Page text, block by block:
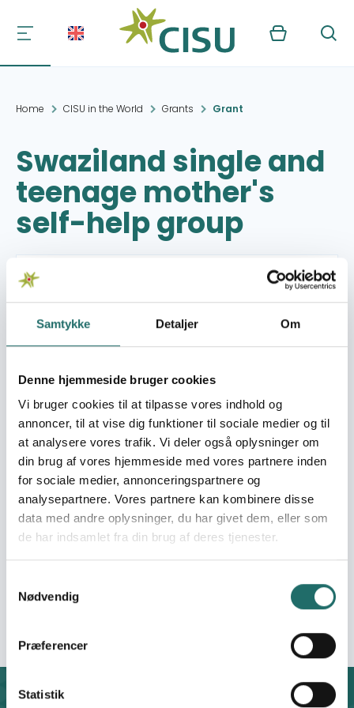
Samtykke Detaljer Om
Denne hjemmeside bruger cookies
Vi bruger cookies til at tilpasse vores indhold og
annoncer, til at vise dig funktioner til sociale medier og til
at analysere vores trafik. Vi deler også oplysninger om
din brug af vores hjemmeside med vores partnere inden
for sociale medier, annonceringspartnere og
analysepartnere. Vores partnere kan kombinere disse
data med andre oplysninger, du har givet dem, eller som
de har indsamlet fra din brug af deres tjenester.
Nødvendig
Præferencer
Statistik
Kurv Søg
Home CISU in the World Grants Grant
Swaziland single and
teenage mother's
self-help group
Project period: 21.11.2011 - 28.11.2011
Granted amount: 50,823,- DKK
Partners:
Swaziland Single
Mothers Organization
(SWASMO)
Civilsamfundspuljen
Grant type:
Afsluttende
Efforts take place in: